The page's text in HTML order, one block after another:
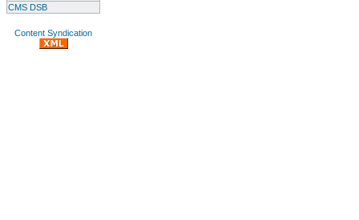
CMS DSB
Content Syndication